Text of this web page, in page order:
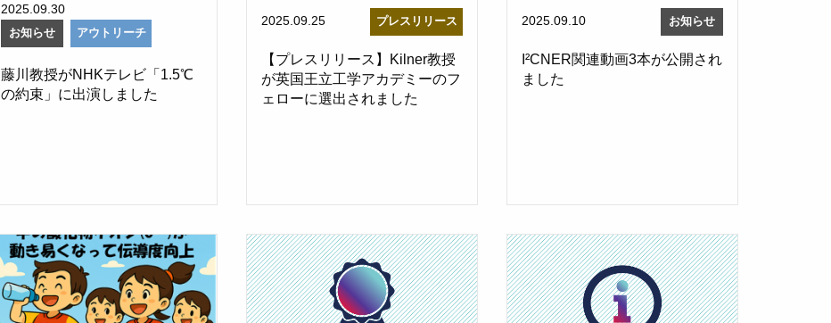
2025.09.30
お知らせ アウトリーチ
藤川教授がNHKテレビ「1.5℃
の約束」に出演しました
2025.09.25 プレスリリース
【プレスリリース】Kilner教授
が英国王立工学アカデミーのフ
ェローに選出されました
2025.09.10 お知らせ
I²CNER関連動画3本が公開され
ました